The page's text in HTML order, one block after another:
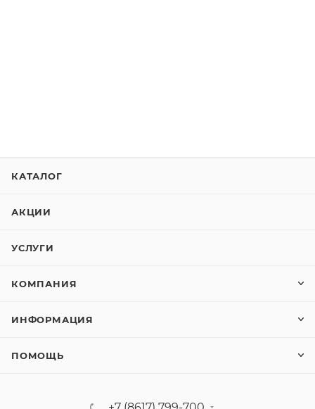
КАТАЛОГ
АКЦИИ
УСЛУГИ
КОМПАНИЯ
ИНФОРМАЦИЯ
ПОМОЩЬ